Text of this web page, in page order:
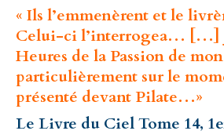
« Ils l’emmenèrent et le
Celui-ci l’interrogea… […]
Heures de la Passion de
particulièrement sur le
présenté devant Pilate…»
Le Livre du Ciel Tome 14,